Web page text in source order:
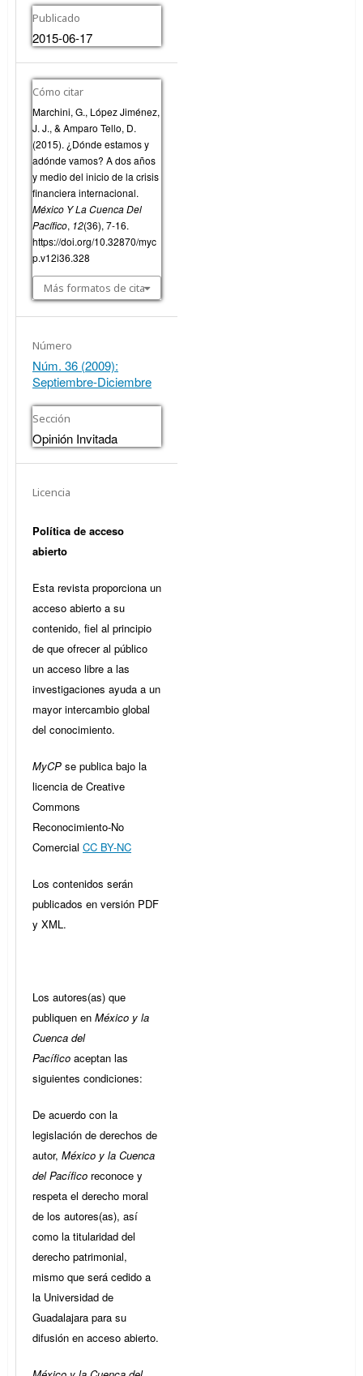
Publicado
2015-06-17
Cómo citar
Marchini, G., López Jiménez,
J. J., & Amparo Tello, D.
(2015). ¿Dónde estamos y
adónde vamos? A dos años
y medio del inicio de la crisis
financiera internacional.
México Y La Cuenca Del
Pacífico, 12(36), 7-16.
https://doi.org/10.32870/myc
p.v12i36.328
Más formatos de cita
Número
Núm. 36 (2009):
Septiembre-Diciembre
Sección
Opinión Invitada
Licencia
Política de acceso
abierto
Esta revista proporciona un
acceso abierto a su
contenido, fiel al principio
de que ofrecer al público
un acceso libre a las
investigaciones ayuda a un
mayor intercambio global
del conocimiento.
MyCP se publica bajo la
licencia de Creative
Commons
Reconocimiento-No
Comercial CC BY-NC
Los contenidos serán
publicados en versión PDF
y XML.
Los autores(as) que
publiquen en México y la
Cuenca del
Pacífico aceptan las
siguientes condiciones:
De acuerdo con la
legislación de derechos de
autor, México y la Cuenca
del Pacífico reconoce y
respeta el derecho moral
de los autores(as), así
como la titularidad del
derecho patrimonial,
mismo que será cedido a
la Universidad de
Guadalajara para su
difusión en acceso abierto.